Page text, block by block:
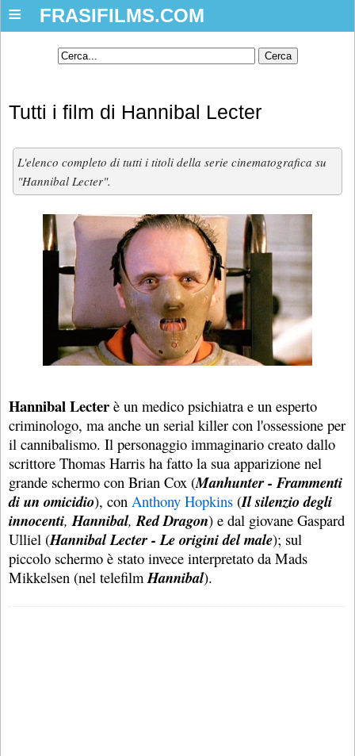
FRASIFILMS.COM
≡
Tutti i film di Hannibal Lecter
L'elenco completo di tutti i titoli della serie cinematografica su
"Hannibal Lecter".
Hannibal Lecter è un medico psichiatra e un esperto
criminologo, ma anche un serial killer con l'ossessione per
il cannibalismo. Il personaggio immaginario creato dallo
scrittore Thomas Harris ha fatto la sua apparizione nel
grande schermo con Brian Cox (Manhunter - Frammenti
di un omicidio), con Anthony Hopkins (Il silenzio degli
innocenti, Hannibal, Red Dragon) e dal giovane Gaspard
Ulliel (Hannibal Lecter - Le origini del male); sul
piccolo schermo è stato invece interpretato da Mads
Mikkelsen (nel telefilm Hannibal).